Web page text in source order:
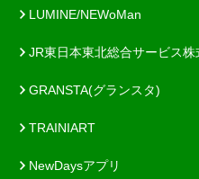
LUMINE/NEWoMan
JR東日本東北総合サービス株
GRANSTA(グランスタ)
TRAINIART
NewDaysアプリ